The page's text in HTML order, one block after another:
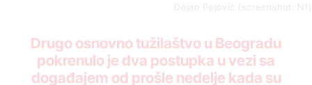
Dejan Pejović (screenshot: N1)
Drugo osnovno tužilaštvo u Beogradu
pokrenulo je dva postupka u vezi sa
događajem od prošle nedelje kada su